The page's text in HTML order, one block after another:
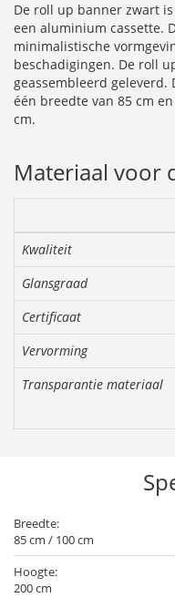
De roll up banner zwart
een aluminium cassette.
minimalistische
beschadigingen. De roll
geassembleerd
één breedte van 85 cm
cm.
Materiaal voor
Kwaliteit
Glansgraad
Certificaat
Vervorming
Transparantie materiaal
Breedte:
85 cm / 100 cm
Hoogte:
200 cm